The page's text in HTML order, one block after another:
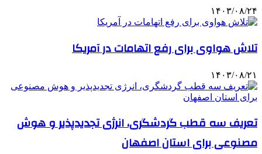
۱۴۰۳/۰۸/۲۴
تلاش هواوی برای رفع اتهامات در آمریکا
۱۴۰۳/۰۸/۲۱
تعریف سه قطب گردشگری، انرژی تجدیدپذیر و هوش
مصنوعی برای استان اصفهان